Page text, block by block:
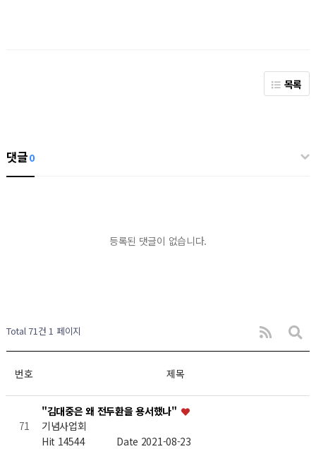
목록
댓글0
등록된 댓글이 없습니다.
Total 71건 1 페이지
번호 제목
71
"김대중은 왜 전두환을 용서했나"
기념사업회
Hit 14544 Date 2021-08-23